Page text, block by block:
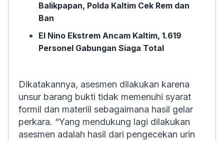
Balikpapan, Polda Kaltim Cek Rem dan
Ban
El Nino Ekstrem Ancam Kaltim, 1.619
Personel Gabungan Siaga Total
Dikatakannya, asesmen dilakukan karena
unsur barang bukti tidak memenuhi syarat
formil dan materiil sebagaimana hasil gelar
perkara. “Yang mendukung lagi dilakukan
asesmen adalah hasil dari pengecekan urin